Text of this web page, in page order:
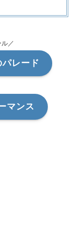
／
レード
マンス